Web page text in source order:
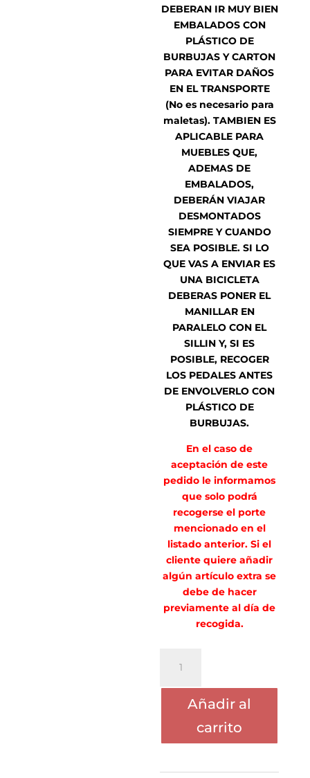
DEBERAN IR MUY BIEN
EMBALADOS CON
PLÁSTICO DE
BURBUJAS Y CARTON
PARA EVITAR DAÑOS
EN EL TRANSPORTE
(No es necesario para
maletas). TAMBIEN ES
APLICABLE PARA
MUEBLES QUE,
ADEMAS DE
EMBALADOS,
DEBERÁN VIAJAR
DESMONTADOS
SIEMPRE Y CUANDO
SEA POSIBLE. SI LO
QUE VAS A ENVIAR ES
UNA BICICLETA
DEBERAS PONER EL
MANILLAR EN
PARALELO CON EL
SILLIN Y, SI ES
POSIBLE, RECOGER
LOS PEDALES ANTES
DE ENVOLVERLO CON
PLÁSTICO DE
BURBUJAS.
En el caso de
aceptación de este
pedido le informamos
que solo podrá
recogerse el porte
mencionado en el
listado anterior. Si el
cliente quiere añadir
algún artículo extra se
debe de hacer
previamente al día de
recogida.
DIDAC
QUINTANA
TOLEDOAñadir al
carrito